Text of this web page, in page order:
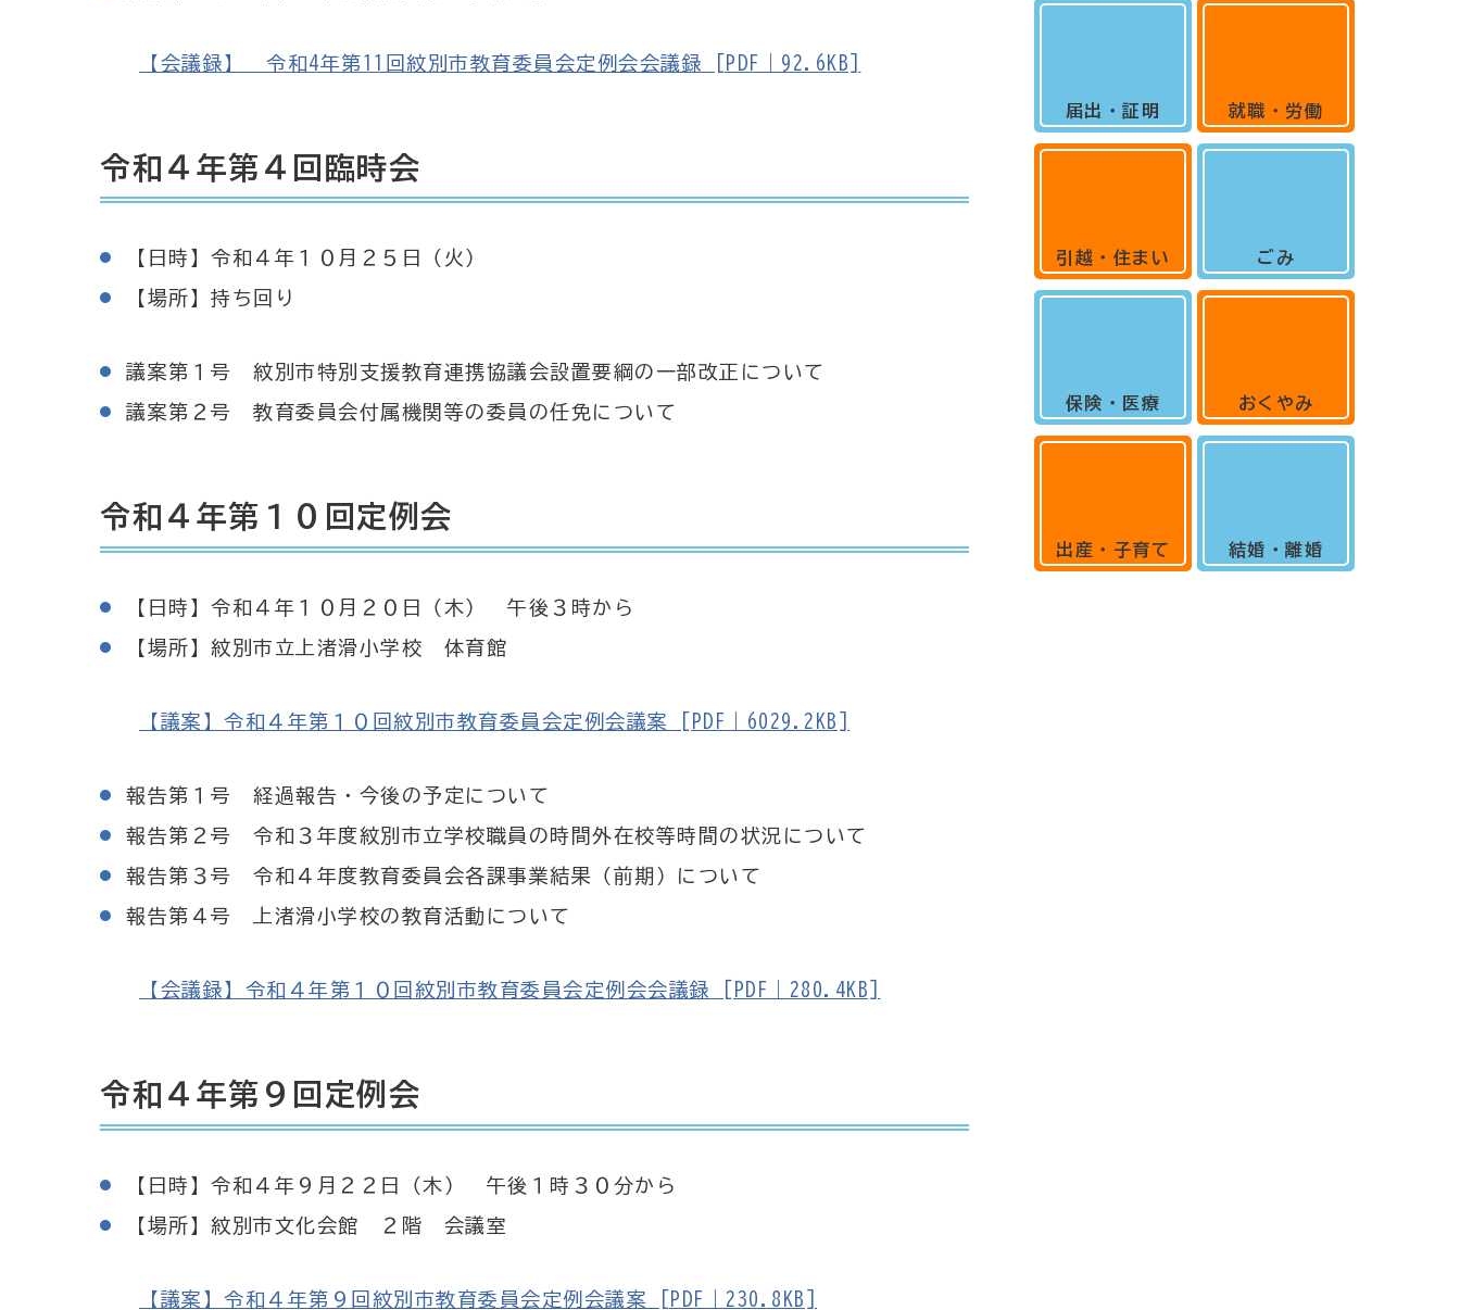
【会議録】 令和4年第11回紋別市教育委員会定例会会議録 [PDF｜92.6KB]
令和４年第４回臨時会
【日時】令和４年１０月２５日（火）
【場所】持ち回り
議案第１号 紋別市特別支援教育連携協議会設置要綱の一部改正について
議案第２号 教育委員会付属機関等の委員の任免について
令和４年第１０回定例会
【日時】令和４年１０月２０日（木） 午後３時から
【場所】紋別市立上渚滑小学校 体育館
【議案】令和４年第１０回紋別市教育委員会定例会議案 [PDF｜6029.2KB]
報告第１号 経過報告・今後の予定について
報告第２号 令和３年度紋別市立学校職員の時間外在校等時間の状況について
報告第３号 令和４年度教育委員会各課事業結果（前期）について
報告第４号 上渚滑小学校の教育活動について
【会議録】令和４年第１０回紋別市教育委員会定例会会議録 [PDF｜280.4KB]
令和４年第９回定例会
【日時】令和４年９月２２日（木） 午後１時３０分から
【場所】紋別市文化会館 ２階 会議室
【議案】令和４年第９回紋別市教育委員会定例会議案 [PDF｜230.8KB]
届出・証明
引越・住まい
保険・医療
出産・子育て
就職・労働
ごみ
おくやみ
結婚・離婚